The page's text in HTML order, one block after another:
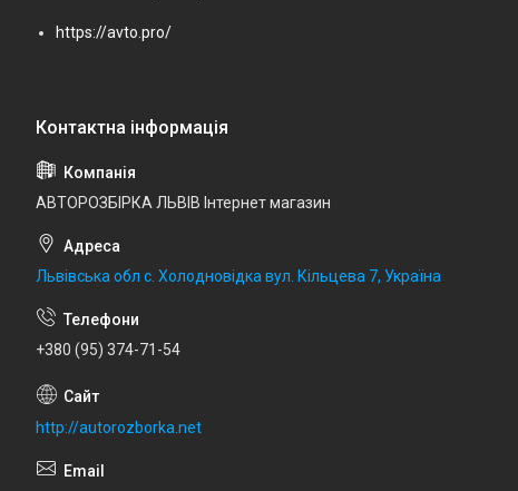
https://avto.pro/
АВТОРОЗБІРКА ЛЬВІВ Інтернет магазин
Львівська обл с. Холодновідка вул. Кільцева 7, Україна
+380 (95) 374-71-54
http://autorozborka.net